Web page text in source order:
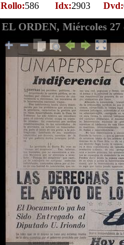
Rollo:586 Idx:2903 Dvd:
EL ORDEN, Miércoles 27